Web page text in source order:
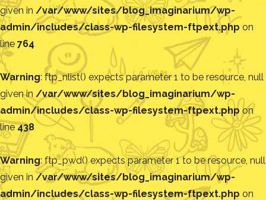
given in /var/www/sites/blog_imaginarium/wp-
admin/includes/class-wp-filesystem-ftpext.php on
line 764
Warning: ftp_nlist() expects parameter 1 to be resource, null
given in /var/www/sites/blog_imaginarium/wp-
admin/includes/class-wp-filesystem-ftpext.php on
line438
Warning: ftp_pwd() expects parameter 1 to be resource, null
given in /var/www/sites/blog_imaginarium/wp-
admin/includes/class-wp-filesystem-ftpext.php on